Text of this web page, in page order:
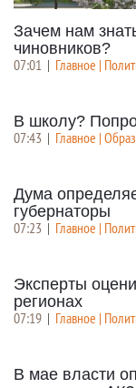
Зачем нам
чиновников?
07:01 | Главное |
В школу?
07:43 | Главное |
Дума
губернаторы
07:23 | Главное |
Эксперты
регионах
07:19 | Главное |
В мае власти